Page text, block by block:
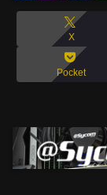
X
Pocket